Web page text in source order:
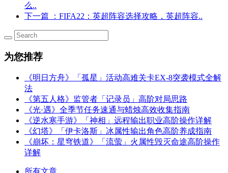
么..
下一篇
：FIFA22：英超阵容选择攻略，英超阵容..
为您推荐
《明日方舟》「孤星」活动高难关卡EX-8突袭模式全解
法
《第五人格》监管者「记录员」高阶对局思路
《光·遇》全季节任务速通与蜡烛高效收集指南
《逆水寒手游》「神相」远程输出职业高阶操作详解
《幻塔》「伊卡洛斯」冰属性输出角色高阶养成指南
《崩坏：星穹铁道》「流萤」火属性毁灭命途高阶操作
详解